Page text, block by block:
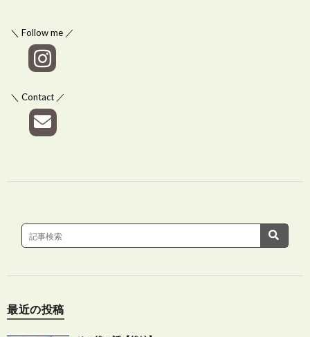
＼ Follow me ／
＼ Contact ／
最近の投稿